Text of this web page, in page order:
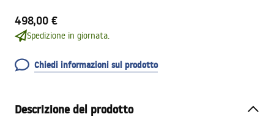
498,00 €
Spedizione in giornata.
Chiedi informazioni sul prodotto
Descrizione del prodotto